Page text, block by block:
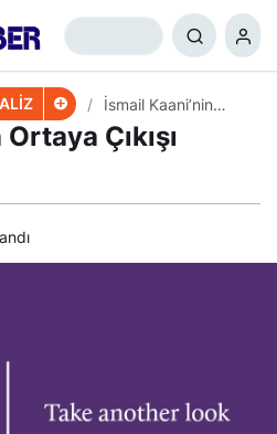
İsmail Kaani’nin
Ortaya Çıkışı MEE’yi
İfşa Etti
Çıkışı
+ 0 Paylaş